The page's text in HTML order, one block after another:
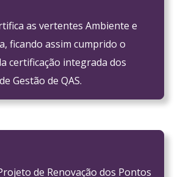
as vertentes Ambiente e
ficando assim cumprido o
certificação integrada dos
Gestão de QAS.
de Renovação dos Pontos